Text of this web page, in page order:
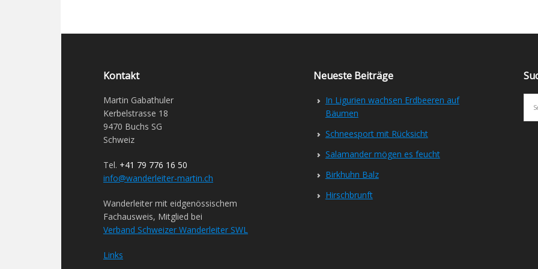
Kontakt
Martin Gabathuler
Kerbelstrasse 18
9470 Buchs SG
Schweiz
Tel. +41 79 776 16 50
info@wanderleiter-martin.ch
Wanderleiter mit eidgenössischem
Fachausweis, Mitglied bei
Verband Schweizer Wanderleiter SWL
Links
Neueste Beiträge
In Ligurien wachsen Erdbeeren auf
Bäumen
Schneesport mit Rücksicht
Salamander mögen es feucht
Birkhuhn Balz
Hirschbrunft